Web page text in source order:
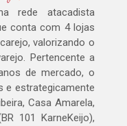
rede atacadista
conta com 4 lojas
valorizando o
Pertencente a
de mercado, o
e estrategicamente
Casa Amarela,
101 KarneKeijo),